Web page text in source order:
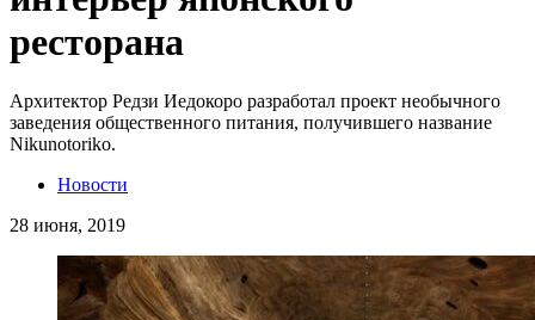
ресторана
Архитектор Редзи Иедокоро разработал проект необычного
заведения общественного питания, получившего название
Nikunotoriko.
Новости
28 июня, 2019